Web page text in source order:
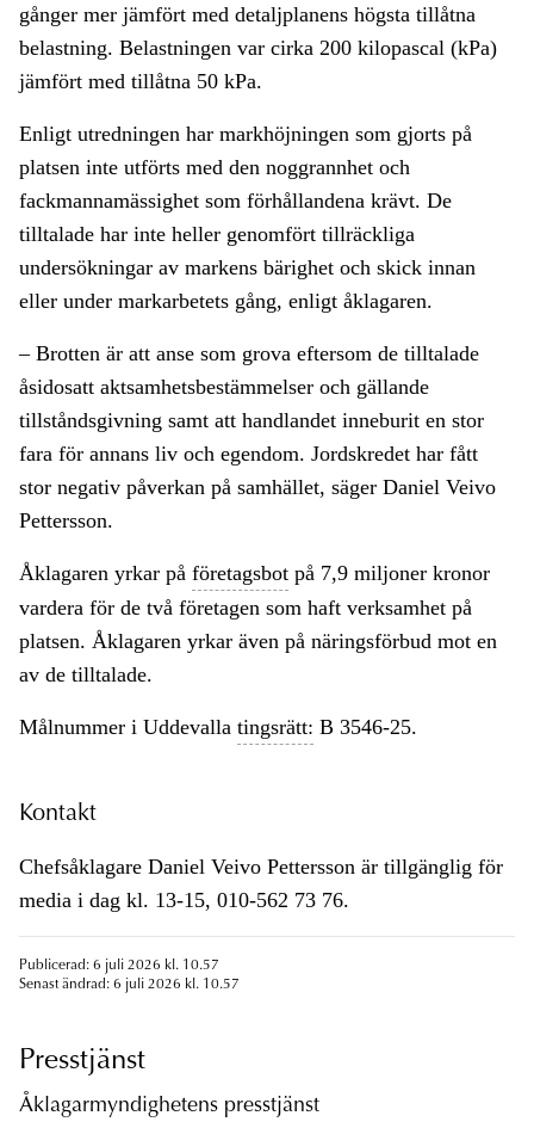
gånger mer jämfört med detaljplanens högsta tillåtna
belastning. Belastningen var cirka 200 kilopascal (kPa)
jämfört med tillåtna 50 kPa.
Enligt utredningen har markhöjningen som gjorts på
platsen inte utförts med den noggrannhet och
fackmannamässighet som förhållandena krävt. De
tilltalade har inte heller genomfört tillräckliga
undersökningar av markens bärighet och skick innan
eller under markarbetets gång, enligt åklagaren.
– Brotten är att anse som grova eftersom de tilltalade
åsidosatt aktsamhetsbestämmelser och gällande
tillståndsgivning samt att handlandet inneburit en stor
fara för annans liv och egendom. Jordskredet har fått
stor negativ påverkan på samhället, säger Daniel Veivo
Pettersson.
Åklagaren yrkar på företagsbot på 7,9 miljoner kronor
vardera för de två företagen som haft verksamhet på
platsen. Åklagaren yrkar även på näringsförbud mot en
av de tilltalade.
Målnummer i Uddevalla tingsrätt: B 3546-25.
Kontakt
Chefsåklagare Daniel Veivo Pettersson är tillgänglig för
media i dag kl. 13-15, 010-562 73 76.
Publicerad: 6 juli 2026 kl. 10.57
Senast ändrad: 6 juli 2026 kl. 10.57
Presstjänst
Åklagarmyndighetens presstjänst